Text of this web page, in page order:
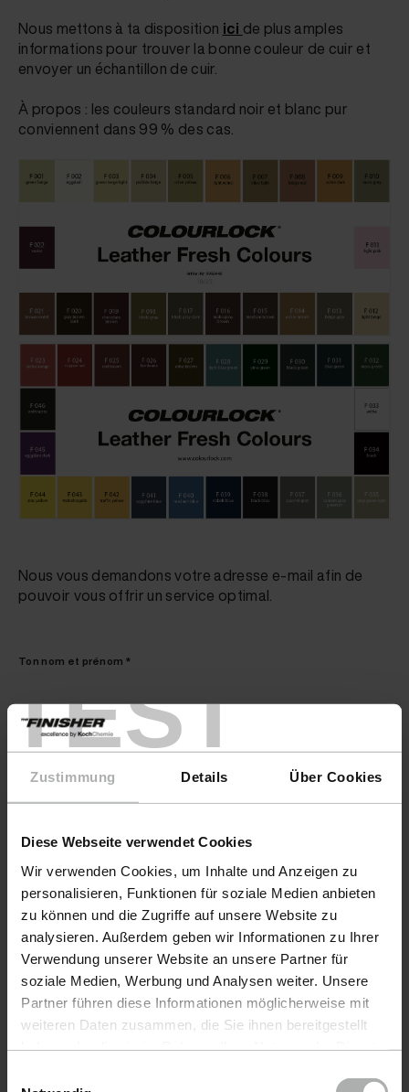
TEST
Zustimmung Details Über Cookies
Diese Webseite verwendet Cookies
Wir verwenden Cookies, um Inhalte und Anzeigen zu
personalisieren, Funktionen für soziale Medien anbieten
zu können und die Zugriffe auf unsere Website zu
analysieren. Außerdem geben wir Informationen zu Ihrer
Verwendung unserer Website an unsere Partner für
soziale Medien, Werbung und Analysen weiter. Unsere
Partner führen diese Informationen möglicherweise mit
weiteren Daten zusammen, die Sie ihnen bereitgestellt
Nous mettons à ta disposition ici de plus amples
informations pour trouver la bonne couleur de cuir et
envoyer un échantillon de cuir.
À propos : les couleurs standard noir et blanc pur
conviennent dans 99 % des cas.
Nous vous demandons votre adresse e-mail afin de
pouvoir vous offrir un service optimal.
Ton nom et prénom *
Ton adresse et numéro de rue *
E-Mail (pour toute question) *
Pays *